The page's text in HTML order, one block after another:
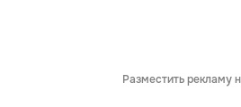
Разместить рекламу